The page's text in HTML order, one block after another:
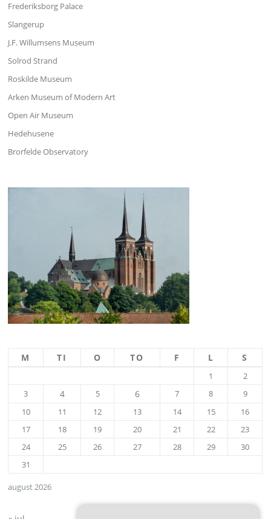
Frederiksborg Palace
Slangerup
J.F. Willumsens Museum
Solrod Strand
Roskilde Museum
Arken Museum of Modern Art
Open Air Museum
Hedehusene
Brorfelde Observatory
august 2026
M TI O TO F L S
1
2
3
4 5 6 7 8
9
10
11 12 13 14 15
16
17
18 19 20 21 22
23
24
25 26 27 28 29
30
31